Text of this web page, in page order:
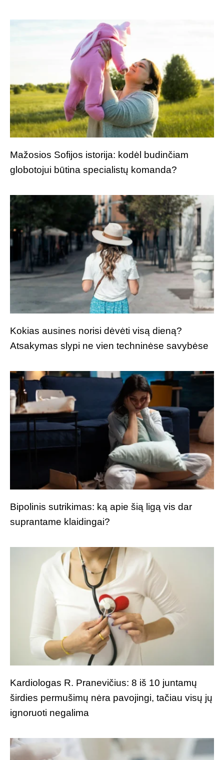
Mažosios Sofijos istorija: kodėl budinčiam
globotojui būtina specialistų komanda?
Kokias ausines norisi dėvėti visą dieną?
Atsakymas slypi ne vien techninėse savybėse
Bipolinis sutrikimas: ką apie šią ligą vis dar
suprantame klaidingai?
Kardiologas R. Pranevičius: 8 iš 10 juntamų
širdies permušimų nėra pavojingi, tačiau visų jų
ignoruoti negalima